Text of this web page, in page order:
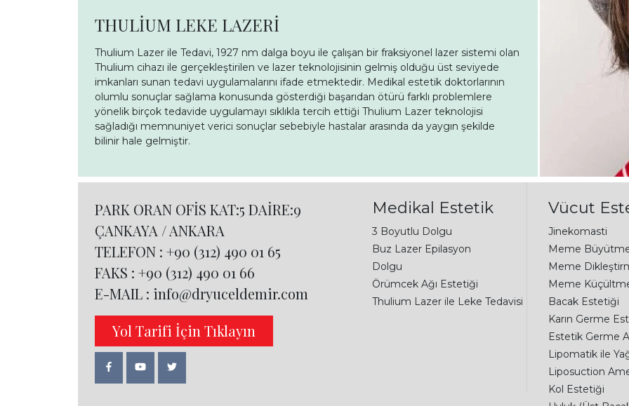
THULİUM LEKE LAZERİ
Thulium Lazer ile Tedavi, 1927 nm dalga boyu ile çalışan bir fraksiyonel lazer sistemi olan
Thulium cihazı ile gerçekleştirilen ve lazer teknolojisinin gelmiş olduğu üst seviyede
imkanları sunan tedavi uygulamalarını ifade etmektedir. Medikal estetik doktorlarının
olumlu sonuçlar sağlama konusunda gösterdiği başarıdan ötürü farklı problemlere
yönelik birçok tedavide uygulamayı sıklıkla tercih ettiği Thulium Lazer teknolojisi
sağladığı memnuniyet verici sonuçlar sebebiyle hastalar arasında da yaygın şekilde
bilinir hale gelmiştir.
PARK ORAN OFİS KAT:5 DAİRE:9
ÇANKAYA / ANKARA
TELEFON : +90 (312) 490 01 65
FAKS : +90 (312) 490 01 66
E-MAIL : info@dryuceldemir.com
Yol Tarifi İçin Tıklayın
Medikal Estetik
3 Boyutlu Dolgu
Buz Lazer Epilasyon
Dolgu
Örümcek Ağı Estetiği
Thulium Lazer ile Leke Tedavisi
Vücut
Jinekomasti
Meme
Meme
Meme
Bacak Estetiği
Karın Germe
Estetik Germe
Lipomatik ile
Liposuction
Kol Estetiği